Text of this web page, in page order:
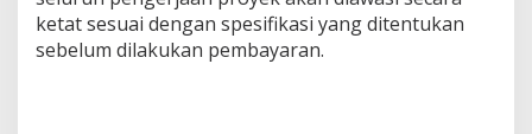
ketat sesuai dengan spesifikasi yang ditentukan
sebelum dilakukan pembayaran.